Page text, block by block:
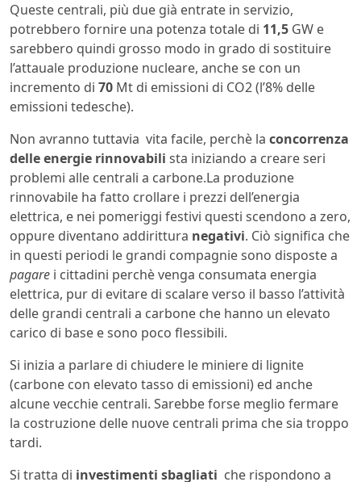
Queste centrali, più due già entrate in servizio,
potrebbero fornire una potenza totale di 11,5 GW e
sarebbero quindi grosso modo in grado di sostituire
l’attauale produzione nucleare, anche se con un
incremento di 70 Mt di emissioni di CO2 (l’8% delle
emissioni tedesche).
Non avranno tuttavia vita facile, perchè la concorrenza
delle energie rinnovabili sta iniziando a creare seri
problemi alle centrali a carbone.La produzione
rinnovabile ha fatto crollare i prezzi dell’energia
elettrica, e nei pomeriggi festivi questi scendono a zero,
oppure diventano addirittura negativi. Ciò significa che
in questi periodi le grandi compagnie sono disposte a
pagare i cittadini perchè venga consumata energia
elettrica, pur di evitare di scalare verso il basso l’attività
delle grandi centrali a carbone che hanno un elevato
carico di base e sono poco flessibili.
Si inizia a parlare di chiudere le miniere di lignite
(carbone con elevato tasso di emissioni) ed anche
alcune vecchie centrali. Sarebbe forse meglio fermare
la costruzione delle nuove centrali prima che sia troppo
tardi.
Si tratta di investimenti sbagliati che rispondono a